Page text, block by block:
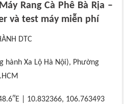
Rang Cà Phê Bà Rịa –
và test máy miễn phí
DTC
hành Xa Lộ Hà Nội), Phường
| 10.832366, 106.763493